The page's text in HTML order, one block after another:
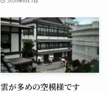
雲が多めの空模様です